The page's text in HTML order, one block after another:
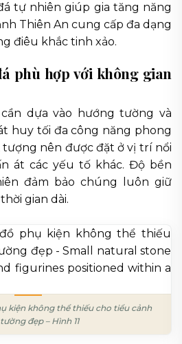
tự nhiên giúp gia tăng năng
Thiên An cung cấp đa dạng
điêu khắc tinh xảo.
phù hợp với không gian
dựa vào hướng tường và
huy tối đa công năng phong
nên được đặt ở vị trí nổi
át các yếu tố khác. Độ bền
đảm bảo chúng luôn giữ
gian dài.
kiện không thể thiếu cho tiểu cảnh
đẹp – Hình 11